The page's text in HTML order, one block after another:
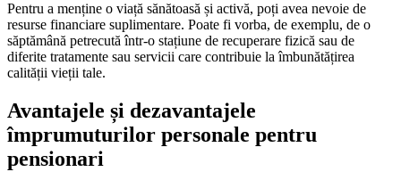
Pentru a menține o viață sănătoasă și activă, poți avea nevoie de
resurse financiare suplimentare. Poate fi vorba, de exemplu, de o
săptămână petrecută într-o stațiune de recuperare fizică sau de
diferite tratamente sau servicii care contribuie la îmbunătățirea
calității vieții tale.
Avantajele și dezavantajele
împrumuturilor personale pentru
pensionari